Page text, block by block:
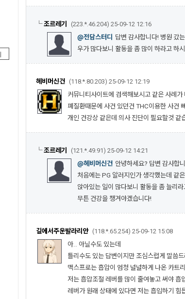
└ 조르레기 (223.*.46.204) 25-09-12 12:16
@전담스터디 답변 감사합니다! 병원 갔
우가 많다보니 활동을 좀 많이 하라고 하
헤비머신건 (118.*.80.203) 25-09-12 12:19
커뮤니티사이트에 검색해보시고 같은 사례
폐질환때문에 사건 있던건 THC이용한 사건
개인 건강상 같은데 의사 진단이 필요할것 같
└ 조르레기 (121.*.49.91) 25-09-12 14:21
@헤비머신건 안녕하세요? 답변 감사합
처음에는 PG 알러지인가 생각했는데 같
앉아있는 일이 많다보니 활동을 좀 늘리
무튼 건강을 챙겨야겠습니다!
길에서주운발라리안 (118.*.65.254) 25-09-12 15:08
아.. 아닐수도 있는데
틀리수도 있는 답변이지만 조심스럽게 말씀
맥스프로는 흡압이 엄청 널널하게 나온 카트
저는 흡압조절 레버를 많이 줄여놓고 써야
레버가 원래 상태에 있다면 저는 흡입하기 힘